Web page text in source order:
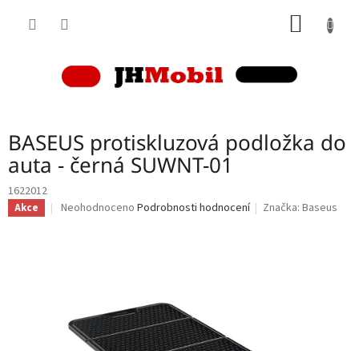
BASEUS protiskluzová podložka do
auta - černá SUWNT-01
1622012
Akce
Průměrné
hvězdiček.
Neohodnoceno Podrobnosti hodnocení Značka:Baseus